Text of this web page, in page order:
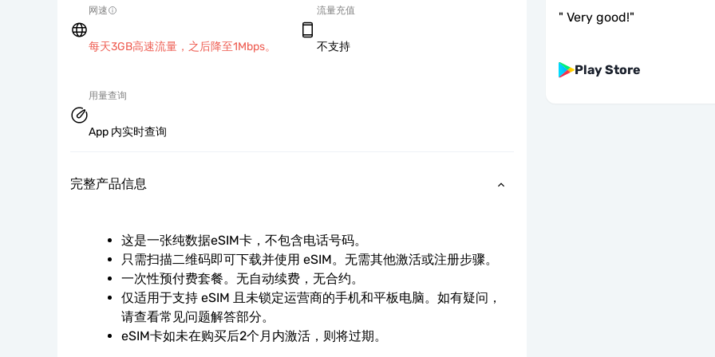
网速
每天3GB高速流量，之后降至1Mbps。
流量充值
不支持
用量查询
App 内实时查询
完整产品信息
这是一张纯数据eSIM卡，不包含电话号码。
只需扫描二维码即可下载并使用 eSIM。无需其他激活或注册步骤。
一次性预付费套餐。无自动续费，无合约。
仅适用于支持 eSIM 且未锁定运营商的手机和平板电脑。如有疑问，
请查看常见问题解答部分。
eSIM卡如未在购买后2个月内激活，则将过期。
" Very good!"
Play Store